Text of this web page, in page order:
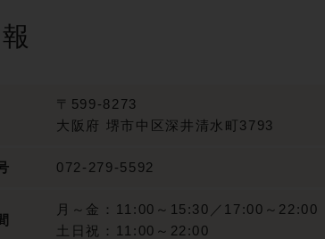
〒599-8273
大阪府 堺市中区深井清水町3793
072-279-5592
月～金：11:00～15:30／17:00～22:00
土日祝：11:00～22:00